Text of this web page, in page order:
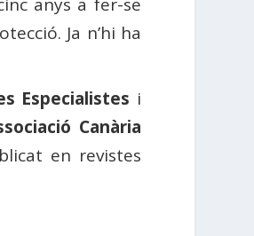
Ja n’hi ha
Especialistes i
Canària
en revistes